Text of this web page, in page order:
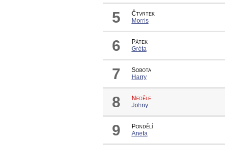
5
Čtvrtek
Morris
6
Pátek
Gréta
7
Sobota
Harry
8
Neděle
Johny
9
Pondělí
Aneta